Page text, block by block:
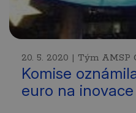
20. 5. 2020 | Tým AMSP
Komise
euro na